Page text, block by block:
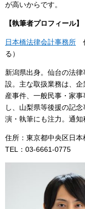
が高いからです。
【執筆者プロフィール】
日本橋法律会計事務所
る）
新潟県出身。仙台の法
設。主な取扱業務は、
産事件、一般民事・家
し、山梨県等後援の記
演・執筆にも注力。通知
住所：東京都中央区日
TEL：03-6661-0775